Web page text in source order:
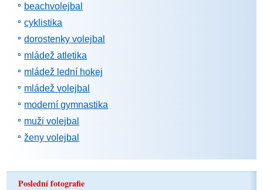
beachvolejbal
cyklistika
dorostenky volejbal
mládež atletika
mládež lední hokej
mládež volejbal
moderní gymnastika
muži volejbal
ženy volejbal
Poslední fotografie